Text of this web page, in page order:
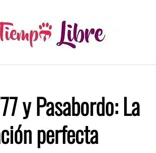
y Pasabordo: La
perfecta